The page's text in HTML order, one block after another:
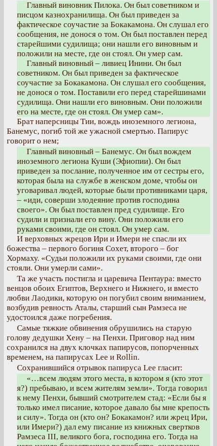
Главный виновник Пилока. Он был советником и
писцом казнохранилища. Он был приведен за
фактическое соучастие за Бокакамона. Он слушал его
сообщения, не донося о том. Он был поставлен перед
старейшими судилища; они нашли его виновным и
положили на месте, где он стоял. Он умер сам.
Главный виновный – ливиец Инини. Он был
советником. Он был приведен за фактическое
соучастие за Бокакамона. Он слушал его сообщения,
не донося о том. Поставили его перед старейшинами
судилища. Они нашли его виновным. Они положили
его на месте, где он стоял. Он умер сам».
Брат наперсницы Тии, вождь иноземного легиона,
Банемус, погиб той же ужасной смертью. Папирус
говорит о нем;
Главный виновный – Банемус. Он был вождем
иноземного легиона Куши (Эфиопии). Он был
приведен за послание, полученное им от сестры его,
которая была на службе в женском доме, чтобы он
уговаривал людей, которые были противниками царя,
– «иди, соверши злодеяние против господина
своего». Он был поставлен пред судилище. Его
судили и признали его вину. Они положили его
руками своими, где он стоял. Он умер сам.
И верховных жрецов Ири и Имери не спасли их
божества – первого богиня Сохет, второго – бог
Хормаху. «Судьи положили их руками своими, где они
стояли. Они умерли сами».
Та же участь постигла и царевича Пентаура: вместо
венцов обоих Египтов, Верхнего и Нижнего, и вместо
любви Лаодики, которую он погубил своим вниманием,
возбудив ревность Аталы, старший сын Рамзеса не
удостоился даже погребения.
Самые тяжкие обвинения обрушились на старую
голову дедушки Хену – на Пенхи. Приговор над ним
сохранился на двух клочках папирусов, попорченных
временем, на папирусах Lee и Rollin.
Сохранившийся отрывок папируса Lee гласит:
«…всем людям этого места, в котором я (кто этот
я?) пребываю, и всем жителям земли». Тогда говорил
к нему Пенхи, бывший смотрителем стад: «Если бы я
только имел писание, которое давало бы мне крепость
и силу». Тогда он (кто он? Бокакамон? или жрец Ири,
или Имери?) дал ему писание из книжных свертков
Рамзеса III, великого бога, господина его. Тогда на